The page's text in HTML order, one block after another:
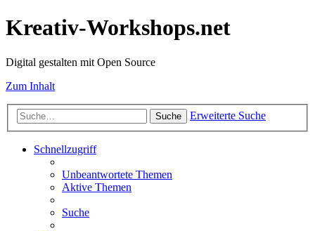
Kreativ-Workshops.net
Digital gestalten mit Open Source
Zum Inhalt
Suche Erweiterte Suche
Schnellzugriff
Unbeantwortete Themen
Aktive Themen
Suche